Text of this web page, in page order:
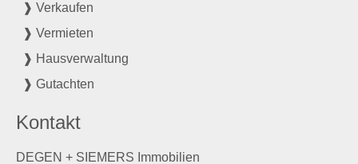
❱ Verkaufen
❱ Vermieten
❱ Hausverwaltung
❱ Gutachten
Kontakt
DEGEN + SIEMERS Immobilien